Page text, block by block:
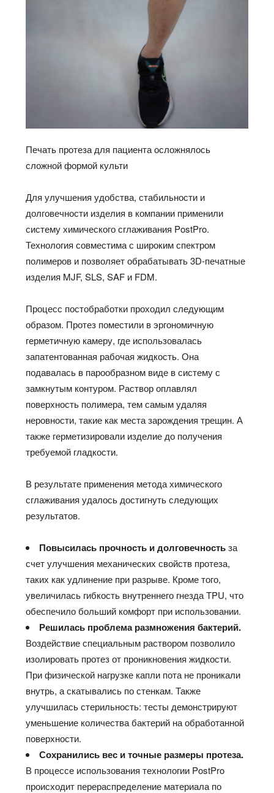
Печать протеза для пациента осложнялось
сложной формой культи
Для улучшения удобства, стабильности и
долговечности изделия в компании применили
систему химического сглаживания PostPro.
Технология совместима с широким спектром
полимеров и позволяет обрабатывать 3D-печатные
изделия MJF, SLS, SAF и FDM.
Процесс постобработки проходил следующим
образом. Протез поместили в эргономичную
герметичную камеру, где использовалась
запатентованная рабочая жидкость. Она
подавалась в парообразном виде в систему с
замкнутым контуром. Раствор оплавлял
поверхность полимера, тем самым удаляя
неровности, такие как места зарождения трещин. А
также герметизировали изделие до получения
требуемой гладкости.
В результате применения метода химического
сглаживания удалось достигнуть следующих
результатов.
Повысилась прочность и долговечностьза
счет улучшения механических свойств протеза,
таких как удлинение при разрыве. Кроме того,
увеличилась гибкость внутреннего гнезда TPU, что
обеспечило больший комфорт при использовании.
Решилась проблема размножения бактерий.
Воздействие специальным раствором позволило
изолировать протез от проникновения жидкости.
При физической нагрузке капли пота не проникали
внутрь, а скатывались по стенкам. Также
улучшилась стерильность: тесты демонстрируют
уменьшение количества бактерий на обработанной
поверхности.
Сохранились вес и точные размеры протеза.
В процессе использования технологии PostPro
происходит перераспределение материала по